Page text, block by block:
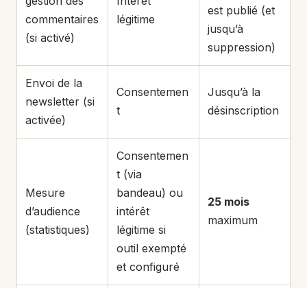
commentaires
(si activé)
légitime
est publié (et
jusqu’à
suppression)
Envoi de la
newsletter (si
activée)
Consentemen
t
Jusqu’à la
désinscription
Mesure
d’audience
(statistiques)
Consentemen
t (via
bandeau) ou
intérêt
légitime si
outil exempté
et configuré
25 mois
maximum